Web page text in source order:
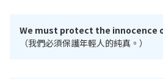
We must protect the innocence
（我們必須保護年輕人的純真。）